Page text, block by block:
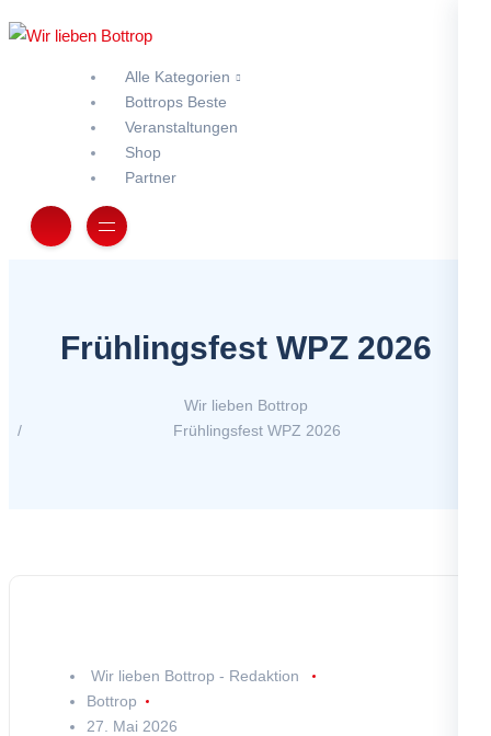
Alle Kategorien
Bottrops Beste
Veranstaltungen
Shop
Partner
Frühlingsfest WPZ 2026
Wir lieben Bottrop
Frühlingsfest WPZ 2026
Wir lieben Bottrop - Redaktion
Bottrop
27. Mai 2026